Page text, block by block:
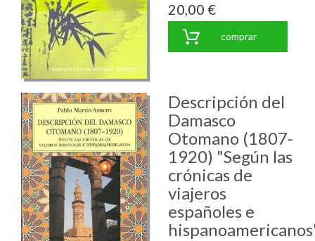
20,00 €
comprar
Descripción del
Damasco
Otomano (1807-
1920) "Según las
crónicas de
viajeros
españoles e